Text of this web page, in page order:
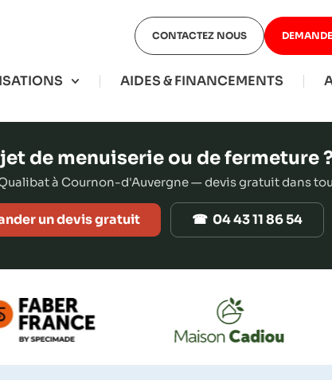
CONTACTEZ NOUS
AIDES & FINANCEMENTS
de menuiserie ou de fermeture
à Cournon-d'Auvergne — devis gratuit dans
un devis gratuit ☎ 04 43 11 86 54